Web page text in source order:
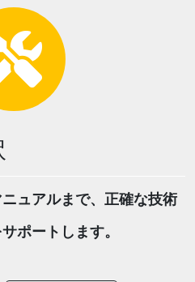
ュアルまで、正確な技術
ポートします。